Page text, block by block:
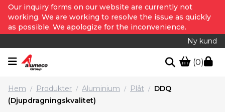
Our inquiry forms on our website are currently not
working. We are working to resolve the issue as quickly
as possible. We apologize for the inconvenience.
Ny kund
(0)
Hem / Produkter / Aluminium / Plåt / DDQ
(Djupdragningskvalitet)